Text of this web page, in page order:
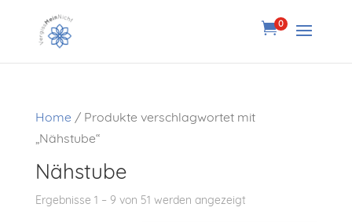
0
Home / Produkte verschlagwortet mit
„Nähstube“
Nähstube
Ergebnisse 1 – 9 von 51 werden angezeigt